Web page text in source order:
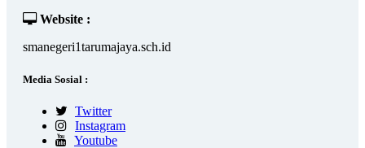
Website :
smanegeri1tarumajaya.sch.id
Media Sosial :
Twitter
Instagram
Youtube